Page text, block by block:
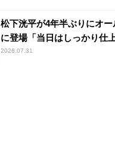
松下洸平が4年半ぶりにオ
に登場「当日はしっかり仕
2026.07.31